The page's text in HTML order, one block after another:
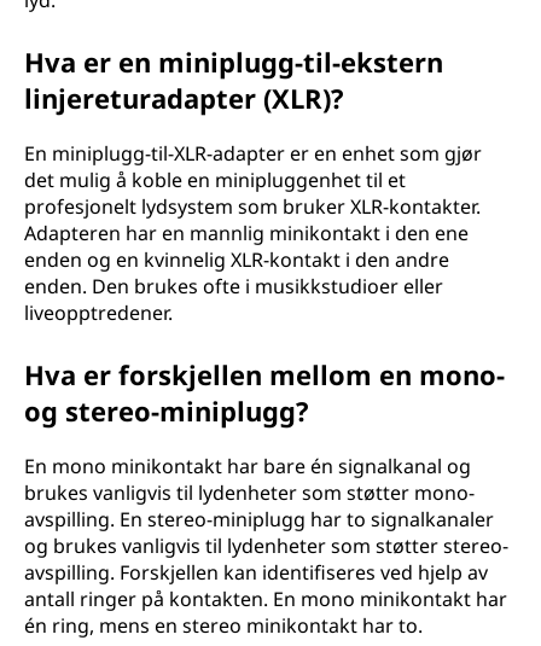
Hva er en miniplugg-til-ekstern
linjereturadapter (XLR)?
En miniplugg-til-XLR-adapter er en enhet som gjør
det mulig å koble en minipluggenhet til et
profesjonelt lydsystem som bruker XLR-kontakter.
Adapteren har en mannlig minikontakt i den ene
enden og en kvinnelig XLR-kontakt i den andre
enden. Den brukes ofte i musikkstudioer eller
liveopptredener.
Hva er forskjellen mellom en mono-
og stereo-miniplugg?
En mono minikontakt har bare én signalkanal og
brukes vanligvis til lydenheter som støtter mono-
avspilling. En stereo-miniplugg har to signalkanaler
og brukes vanligvis til lydenheter som støtter stereo-
avspilling. Forskjellen kan identifiseres ved hjelp av
antall ringer på kontakten. En mono minikontakt har
én ring, mens en stereo minikontakt har to.